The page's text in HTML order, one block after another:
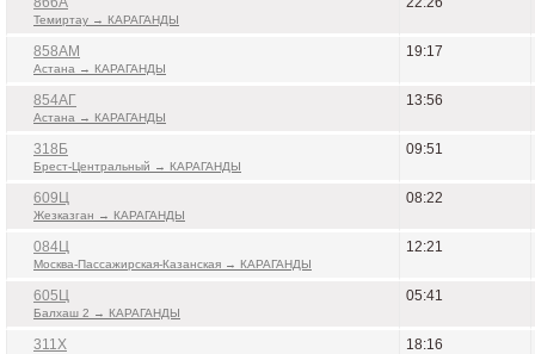
Темиртау → КАРАГАНДЫ
858АМ
Астана → КАРАГАНДЫ
19:17
854АГ
Астана → КАРАГАНДЫ
13:56
318Б
Брест-Центральный → КАРАГАНДЫ
09:51
609Ц
Жезказган → КАРАГАНДЫ
08:22
084Ц
Москва-Пассажирская-Казанская → КАРАГАНДЫ
12:21
605Ц
Балхаш 2 → КАРАГАНДЫ
05:41
311Х 18:16